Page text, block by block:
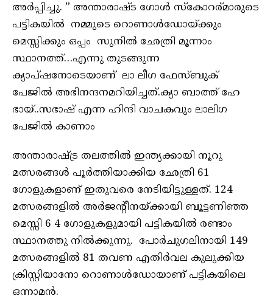
അർപ്പിച്ചു. ” അന്താരാഷ്ട ഗോൾ സ്കോറര്മാരുടെ
പട്ടികയിൽ നമ്മുടെ റൊണാൾഡോയ്ക്കും
മെസ്സിക്കും ഒപ്പം സുനിൽ ഛേത്രി മൂന്നാം
സ്ഥാനത്ത്…എന്നു തുടങ്ങുന്ന
ക്യാപ്ഷനോടെയാണ് ലാ ലീഗ ഫേസ്ബുക്
പേജിൽ അഭിനന്ദനമറിയിച്ചത്.ക്യാ ബാത്ത് ഹേ
ഭായ്..സഭാഷ് എന്ന ഹിന്ദി വാചകവും ലാലിഗ
പേജിൽ കാണാം
അന്താരാഷ്ട്ര തലത്തിൽ ഇന്ത്യക്കായി നൂറു
മത്സരങ്ങൾ പൂർത്തിയാക്കിയ ഛേത്രി 61
ഗോളുകളാണ് ഇതുവരെ നേടിയിട്ടുള്ളത്. 124
മത്സരങ്ങളിൽ അർജന്റീനയ്‌ക്കായി ബൂട്ടണിഞ്ഞ
മെസ്സി 6 4 ഗോളുകളുമായി പട്ടികയിൽ രണ്ടാം
സ്ഥാനത്തു നിൽക്കുന്നു. പോർചുഗലിനായി 149
മത്സരങ്ങളിൽ 81 തവണ എതിർവല കുലുക്കിയ
ക്രിസ്റ്റിയാനോ റൊണാൾഡോയാണ് പട്ടികയിലെ
ഒന്നാമൻ.